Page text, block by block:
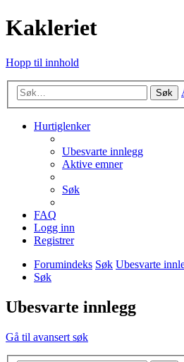
Kakleriet
Hopp til innhold
Søk
Hurtiglenker
Ubesvarte innlegg
Aktive emner
Søk
FAQ
Logg inn
Registrer
Forumindeks Søk Ubesvarte
Søk
Ubesvarte innlegg
Gå til avansert søk